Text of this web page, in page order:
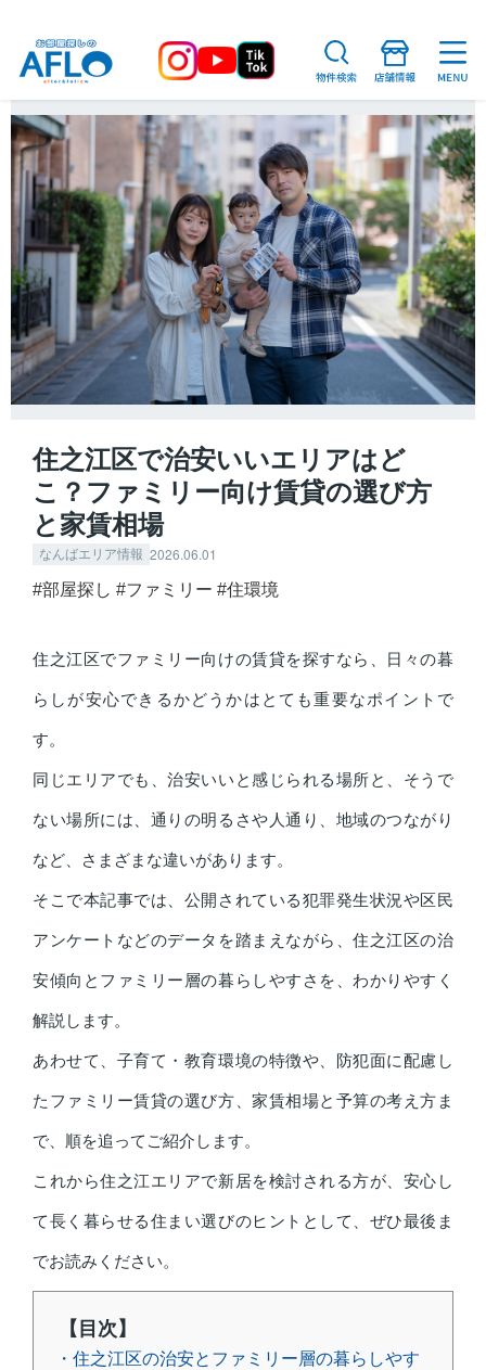
住之江区で治安いいエリアはど
こ？ファミリー向け賃貸の選び方
と家賃相場
なんばエリア情報 2026.06.01
#部屋探し #ファミリー #住環境
住之江区でファミリー向けの賃貸を探すなら、日々の暮
らしが安心できるかどうかはとても重要なポイントで
す。
同じエリアでも、治安いいと感じられる場所と、そうで
ない場所には、通りの明るさや人通り、地域のつながり
など、さまざまな違いがあります。
そこで本記事では、公開されている犯罪発生状況や区民
アンケートなどのデータを踏まえながら、住之江区の治
安傾向とファミリー層の暮らしやすさを、わかりやすく
解説します。
あわせて、子育て・教育環境の特徴や、防犯面に配慮し
たファミリー賃貸の選び方、家賃相場と予算の考え方ま
で、順を追ってご紹介します。
これから住之江エリアで新居を検討される方が、安心し
て長く暮らせる住まい選びのヒントとして、ぜひ最後ま
でお読みください。
【目次】
・住之江区の治安とファミリー層の暮らしやす